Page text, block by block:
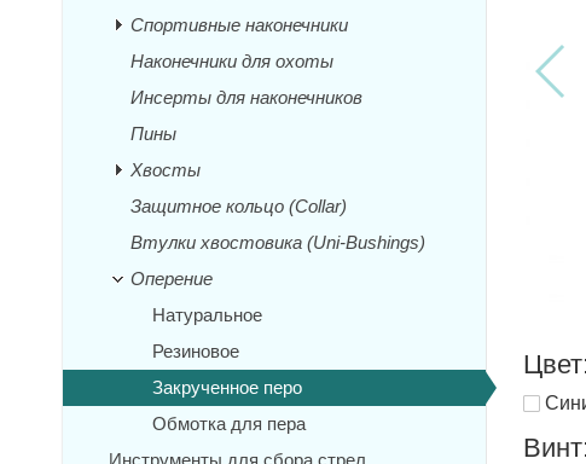
Цвет:
Винт:
Спортивные наконечники
Наконечники для охоты
Инсерты для наконечников
Пины
Хвосты
Защитное кольцо (Collar)
Втулки хвостовика (Uni-Bushings)
Оперение
Натуральное
Резиновое
Закрученное перо
Обмотка для пера
Инструменты для сбора стрел